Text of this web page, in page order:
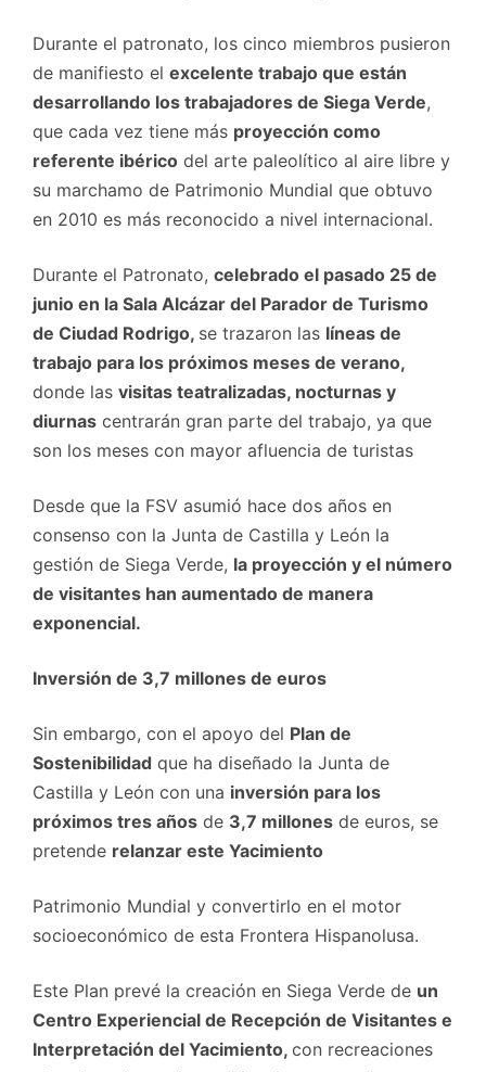
Durante el patronato, los cinco miembros pusieron
de manifiesto el excelente trabajo que están
desarrollando los trabajadores de Siega Verde,
que cada vez tiene más proyección como
referente ibérico del arte paleolítico al aire libre y
su marchamo de Patrimonio Mundial que obtuvo
en 2010 es más reconocido a nivel internacional.
Durante el Patronato, celebrado el pasado 25 de
junio en la Sala Alcázar del Parador de Turismo
de Ciudad Rodrigo, se trazaron las líneas de
trabajo para los próximos meses de verano,
donde las visitas teatralizadas, nocturnas y
diurnas centrarán gran parte del trabajo, ya que
son los meses con mayor afluencia de turistas
Desde que la FSV asumió hace dos años en
consenso con la Junta de Castilla y León la
gestión de Siega Verde, la proyección y el número
de visitantes han aumentado de manera
exponencial.
Inversión de 3,7 millones de euros
Sin embargo, con el apoyo del Plan de
Sostenibilidad que ha diseñado la Junta de
Castilla y León con una inversión para los
próximos tres años de 3,7 millones de euros, se
pretende relanzar este Yacimiento
Patrimonio Mundial y convertirlo en el motor
socioeconómico de esta Frontera Hispanolusa.
Este Plan prevé la creación en Siega Verde de un
Centro Experiencial de Recepción de Visitantes e
Interpretación del Yacimiento, con recreaciones